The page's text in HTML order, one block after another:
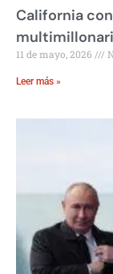
California
11 de mayo, 2026
Leer más »